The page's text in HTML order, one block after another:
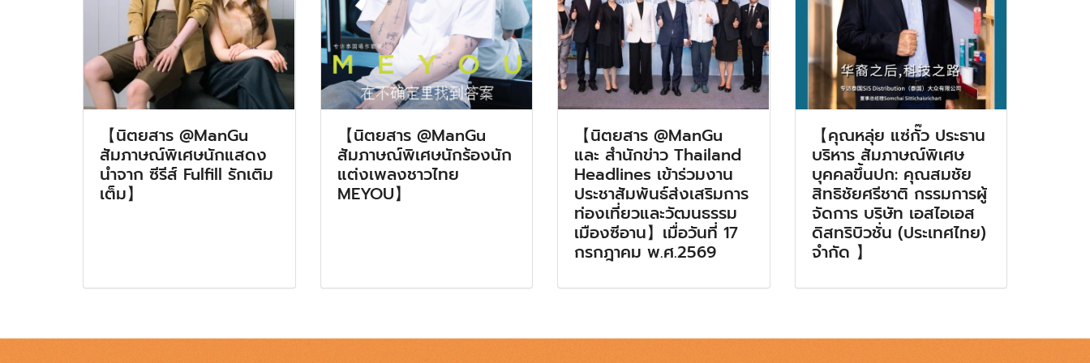
【นิตยสาร @ManGu
สัมภาษณ์พิเศษนักแสดง
นำจาก ซีรีส์ Fulfill รักเติม
เต็ม】
【นิตยสาร @ManGu
สัมภาษณ์พิเศษนักร้องนัก
แต่งเพลงชาวไทย
MEYOU】
【นิตยสาร @ManGu
และ สำนักข่าว Thailand
Headlines เข้าร่วมงาน
ประชาสัมพันธ์ส่งเสริมการ
ท่องเที่ยวและวัฒนธรรม
เมืองซีอาน】เมื่อวันที่ 17
กรกฎาคม พ.ศ.2569
【คุณหลุ่ย แซ่กั๊ว ประธาน
บริหาร สัมภาษณ์พิเศษ
บุคคลขึ้นปก: คุณสมชัย
สิทธิชัยศรีชาติ กรรมการผู้
จัดการ บริษัท เอสไอเอส
ดิสทริบิวชั่น (ประเทศไทย)
จำกัด 】